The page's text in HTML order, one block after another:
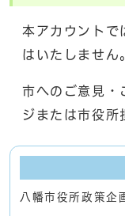
本アカウントで
はいたしません
市へのご意見・
ジまたは市役所
八幡市役所政策